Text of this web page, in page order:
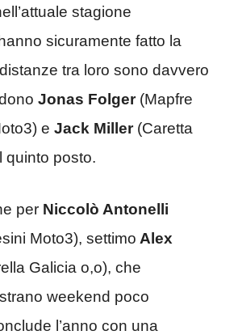
stagione
sicuramente fatto la
tra loro sono davvero
Jonas Folger(Mapfre
e Jack Miller(Caretta
quinto posto.
per Niccolò Antonelli
Moto3), settimo Alex
Galicia o,o), che
weekend poco
l’anno con una